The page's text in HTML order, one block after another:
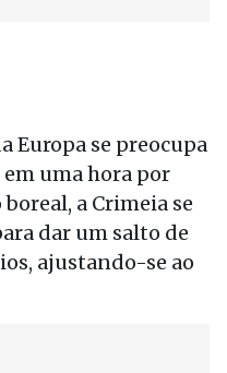
Europa se preocupa
uma hora por
a Crimeia se
dar um salto de
ajustando-se ao